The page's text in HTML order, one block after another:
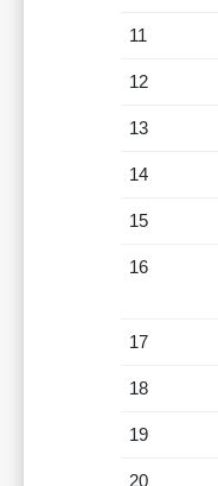
11
12
13
14
15
16
17
18
19
20